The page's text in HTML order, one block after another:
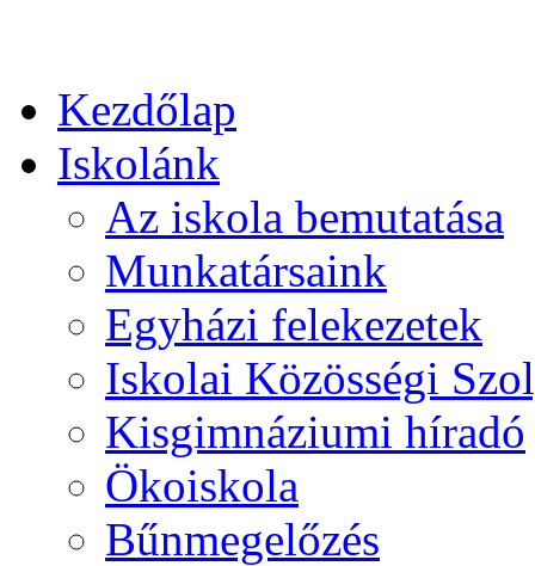
Kezdőlap
Iskolánk
Az iskola bemutatása
Munkatársaink
Egyházi felekezetek
Iskolai Közösségi
Kisgimnáziumi híradó
Ökoiskola
Bűnmegelőzés